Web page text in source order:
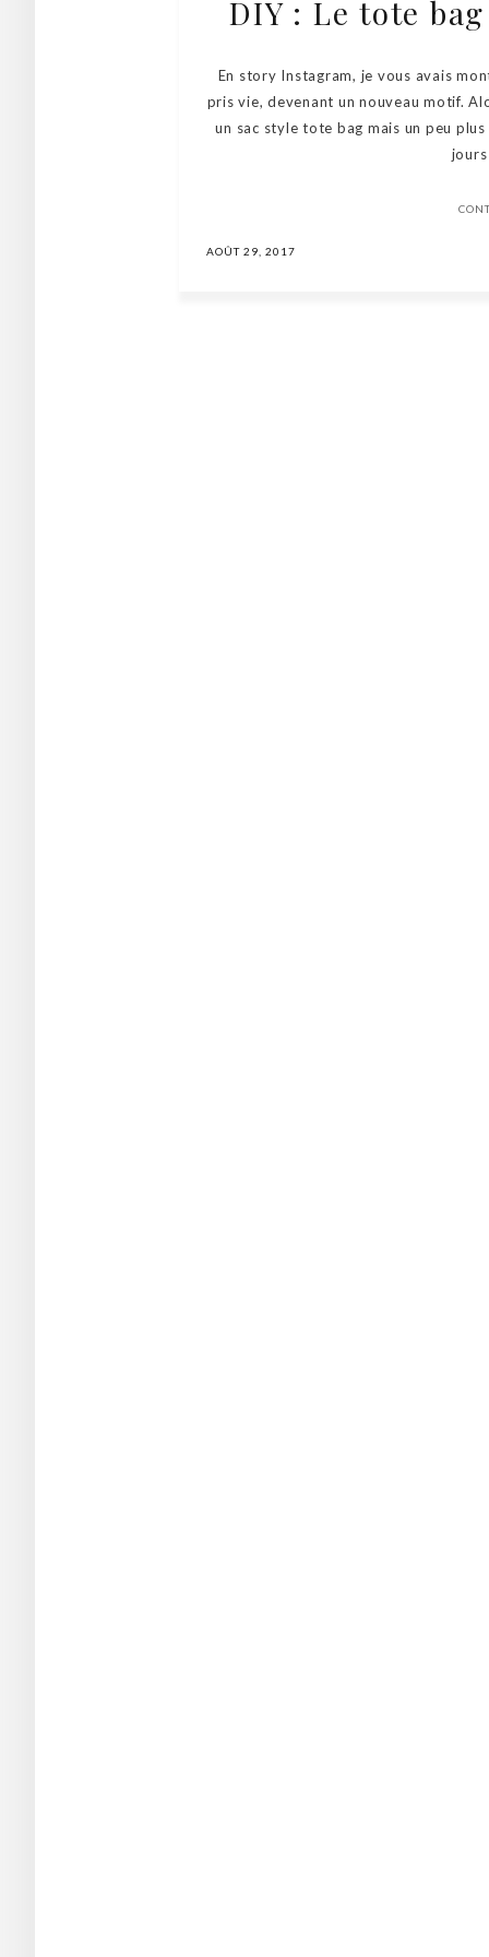
DIY : Le tote
En story Instagram, je vous avais
pris vie, devenant un nouveau motif.
un sac style tote bag mais un peu
AOÛT 29, 2017